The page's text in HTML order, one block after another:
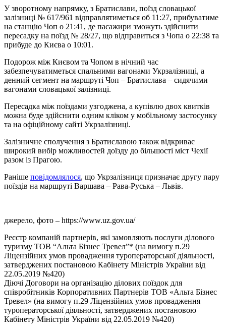
У зворотному напрямку, з Братислави, поїзд словацької
залізниці № 617/961 відправлятиметься об 11:27, прибуватиме
на станцію Чоп о 21:41, де пасажири зможуть здійснити
пересадку на поїзд № 28/27, що відправиться з Чопа о 22:38 та
прибуде до Києва о 10:01.
Подорож між Києвом та Чопом в нічний час
забезпечуватиметься спальними вагонами Укрзалізниці, а
денний сегмент на маршруті Чоп – Братислава – сидячими
вагонами словацької залізниці.
Пересадка між поїздами узгоджена, а купівлю двох квитків
можна буде здійснити одним кліком у мобільному застосунку
та на офіційному сайті Укрзалізниці.
Залізничне сполучення з Братиславою також відкриває
широкий вибір можливостей доїзду до більшості міст Чехії
разом із Прагою.
Раніше повідомлялося, що Укрзалізниця призначає другу пару
поїздів на маршруті Варшава – Рава-Руська – Львів.
джерело, фото – https://www.uz.gov.ua/
Реєстр компаній партнерів, які замовляють послуги ділового
туризму ТОВ “Альта Бізнес Тревел”* (на вимогу п.29
Ліцензійних умов провадження туроператорської діяльності,
затверджених постановою Кабінету Міністрів України від
22.05.2019 №420)
Діючі Договори на організацію ділових поїздок для
співробітників Корпоративних Партнерів ТОВ «Альта Бізнес
Тревел» (на вимогу п.29 Ліцензійних умов провадження
туроператорської діяльності, затверджених постановою
Кабінету Міністрів України від 22.05.2019 №420)